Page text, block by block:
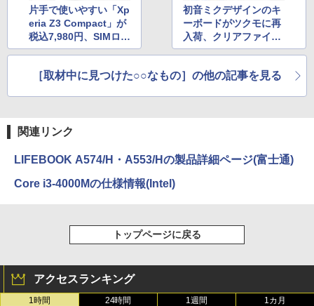
片手で使いやすい「Xp
eria Z3 Compact」が
税込7,980円、SIMロッ
クも解除済み
初音ミクデザインのキ
ーボードがツクモに再
入荷、クリアファイル
付き
［取材中に見つけた○○なもの］の他の記事を見る
関連リンク
LIFEBOOK A574/H・A553/Hの製品詳細ページ(富士通)
Core i3-4000Mの仕様情報(Intel)
トップページに戻る
アクセスランキング
1時間 24時間 1週間 1カ月